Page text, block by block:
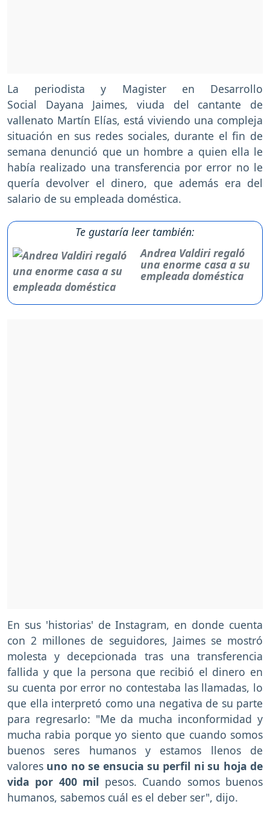
La periodista y Magister en Desarrollo
Social Dayana Jaimes, viuda del cantante de
vallenato Martín Elías, está viviendo una compleja
situación en sus redes sociales, durante el fin de
semana denunció que un hombre a quien ella le
había realizado una transferencia por error no le
quería devolver el dinero, que además era del
salario de su empleada doméstica.
Te gustaría leer también:
Andrea Valdiri regaló
una enorme casa a su
empleada doméstica
En sus 'historias' de Instagram, en donde cuenta
con 2 millones de seguidores, Jaimes se mostró
molesta y decepcionada tras una transferencia
fallida y que la persona que recibió el dinero en
su cuenta por error no contestaba las llamadas, lo
que ella interpretó como una negativa de su parte
para regresarlo: "Me da mucha inconformidad y
mucha rabia porque yo siento que cuando somos
buenos seres humanos y estamos llenos de
valores uno no se ensucia su perfil ni su hoja de
vida por 400 mil pesos. Cuando somos buenos
humanos, sabemos cuál es el deber ser", dijo.